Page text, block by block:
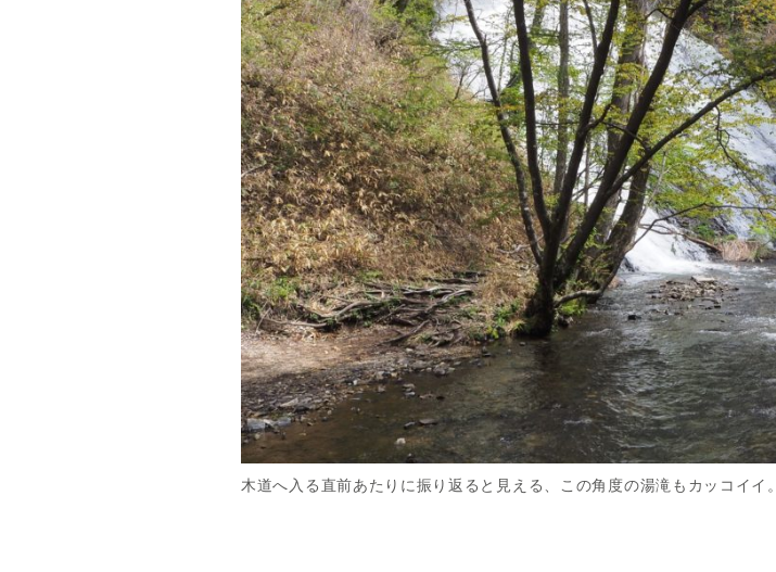
木道へ入る直前あたりに振り返ると見える、この角度の湯滝もカッコイイ。